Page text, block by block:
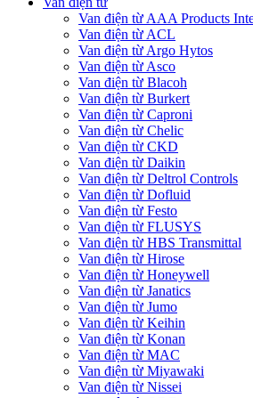
Van điện từ AAA Products
Van điện từ ACL
Van điện từ Argo Hytos
Van điện từ Asco
Van điện từ Blacoh
Van điện từ Burkert
Van điện từ Caproni
Van điện từ Chelic
Van điện từ CKD
Van điện từ Daikin
Van điện từ Deltrol Controls
Van điện từ Dofluid
Van điện từ Festo
Van điện từ FLUSYS
Van điện từ HBS Transmittal
Van điện từ Hirose
Van điện từ Honeywell
Van điện từ Janatics
Van điện từ Jumo
Van điện từ Keihin
Van điện từ Konan
Van điện từ MAC
Van điện từ Miyawaki
Van điện từ Nissei